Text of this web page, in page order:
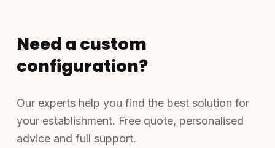
Need a custom
configuration?
Our experts help you find the best solution for
your establishment. Free quote, personalised
advice and full support.